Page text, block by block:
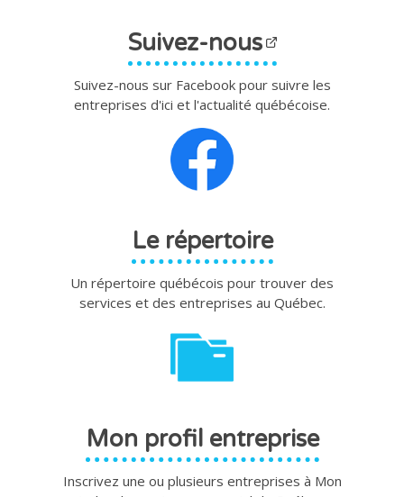
Suivez-nous
Suivez-nous sur Facebook pour suivre les
entreprises d'ici et l'actualité québécoise.
Le répertoire
Un répertoire québécois pour trouver des
services et des entreprises au Québec.
Mon profil entreprise
Inscrivez une ou plusieurs entreprises à Mon